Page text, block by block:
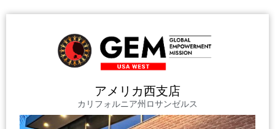
アメリカ西支店
カリフォルニア州ロサンゼルス